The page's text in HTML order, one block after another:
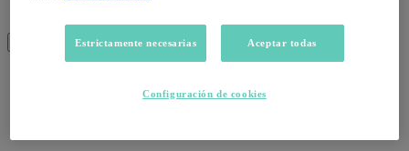
Webinar
Estrictamente necesarias Aceptar todas
Configuración de cookies